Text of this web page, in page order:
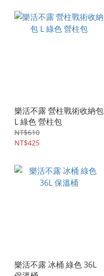
樂活不露 營柱戰術收納包
L 綠色 營柱包
NT$610
NT$425
樂活不露 冰桶 綠色 36L